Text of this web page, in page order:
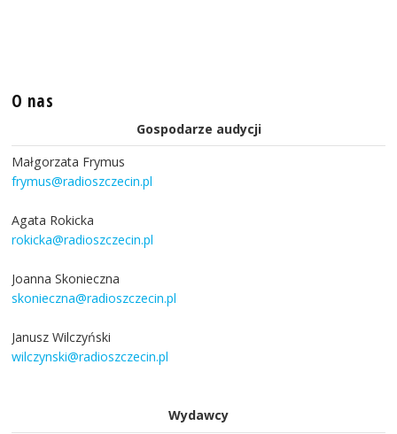
O nas
Gospodarze audycji
Małgorzata Frymus
frymus@radioszczecin.pl
Agata Rokicka
rokicka@radioszczecin.pl
Joanna Skonieczna
skonieczna@radioszczecin.pl
Janusz Wilczyński
wilczynski@radioszczecin.pl
Wydawcy